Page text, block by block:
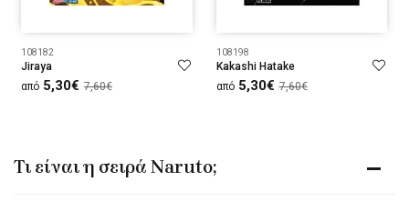
108182
Jiraya
από 5,30€ 7,60€
108198
Kakashi Hatake
από 5,30€ 7,60€
Τι είναι η σειρά Naruto;